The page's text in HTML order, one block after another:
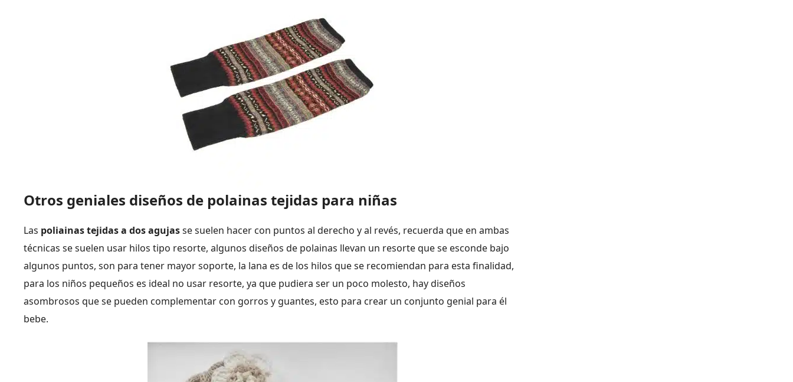
Otros geniales diseños de polainas tejidas para niñas
Las poliainas tejidas a dos agujasse suelen hacer con puntos al derecho y al revés, recuerda que en ambas
técnicas se suelen usar hilos tipo resorte, algunos diseños de polainas llevan un resorte que se esconde bajo
algunos puntos, son para tener mayor soporte, la lana es de los hilos que se recomiendan para esta finalidad,
para los niños pequeños es ideal no usar resorte, ya que pudiera ser un poco molesto, hay diseños
asombrosos que se pueden complementar con gorros y guantes, esto para crear un conjunto genial para él
bebe.